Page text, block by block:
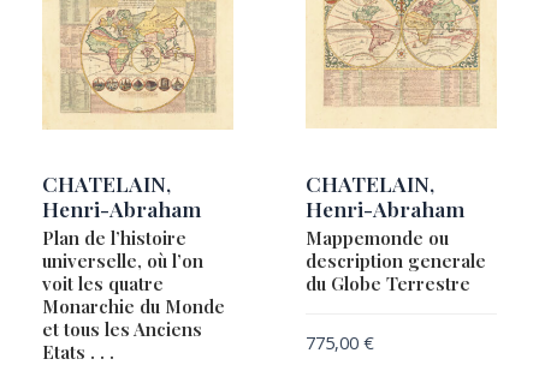
CHATELAIN,
Henri-Abraham
Plan de l’histoire
universelle, où l’on
voit les quatre
Monarchie du Monde
et tous les Anciens
Etats . . .
CHATELAIN,
Henri-Abraham
Mappemonde ou
description generale
du Globe Terrestre
775,00 €